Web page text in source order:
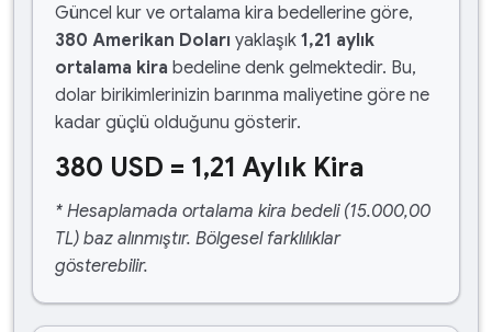
Güncel kur ve ortalama kira bedellerine göre,
380 Amerikan Doları yaklaşık 1,21 aylık
ortalama kira bedeline denk gelmektedir. Bu,
dolar birikimlerinizin barınma maliyetine göre ne
kadar güçlü olduğunu gösterir.
380 USD = 1,21 Aylık Kira
* Hesaplamada ortalama kira bedeli (15.000,00
TL) baz alınmıştır. Bölgesel farklılıklar
gösterebilir.